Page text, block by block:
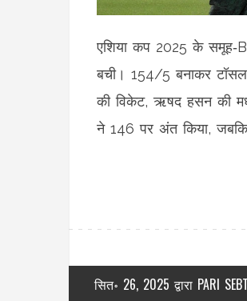
एशिया कप 2025 के
बची। 154/5 बनाकर टॉसल
की विकेट, ऋषद हसन की
ने 146 पर अंत किया,
सित॰ 26, 2025 द्वारा PARI SEBT